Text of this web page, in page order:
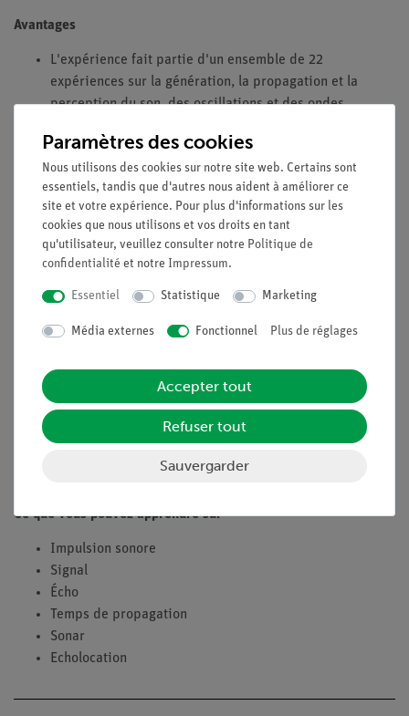
Avantages
L'expérience fait partie d'un ensemble de 22
expériences sur la génération, la propagation et la
perception du son, des oscillations et des ondes
premier contact avec la physique en général
Avec des feuilles de travail graphiques pour les élèves
Avec des informations détaillées pour l'instructeur
Optimisé pour les emplois du temps serrés, c'est-à-dire
qu'il nécessite un temps de préparation minimal
Objectifs
Les chauves-souris peuvent déterminer la distance qui les
sépare des autres objets de leur environnement à l'aide de
navires, le sonar est utilisé pour déterminer les distances.
Dans les deux cas, on utilise l'effet de l'écho, un phénomène
qui nous est familier dans notre vie quotidienne. Simulez un
processus d'écholocation en mesurant la distance parcourue
par le son dans un tube de verre. Examinez également si le
Ce que vous pouvez apprendre sur
Impulsion sonore
Signal
Écho
Temps de propagation
Sonar
Echolocation
Paramètres des cookies
Nous utilisons des cookies sur notre site web. Certains sont
essentiels, tandis que d'autres nous aident à améliorer ce
site et votre expérience. Pour plus d'informations sur les
cookies que nous utilisons et vos droits en tant
qu'utilisateur, veuillez consulter notre Politique de
confidentialité et notre Impressum.
Essentiel Statistique Marketing
Média externes Fonctionnel Plus de réglages
Accepter tout
Refuser tout
Sauvergarder